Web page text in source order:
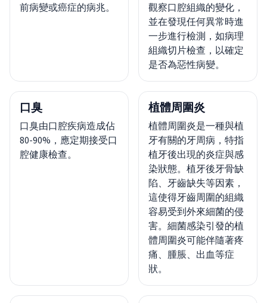
前病變或癌症的病兆。
觀察口腔組織的變化，
並在發現任何異常時進
一步進行檢測，如病理
組織切片檢查，以確定
是否為惡性病變。
口臭
口臭由口腔疾病造成佔
80-90%，應定期接受口
腔健康檢查。
植體周圍炎
植體周圍炎是一種與植
牙有關的牙周病，特指
植牙後出現的炎症與感
染狀態。植牙後牙骨缺
陷、牙齒缺失等因素，
這使得牙齒周圍的組織
容易受到外來細菌的侵
害。細菌感染引發的植
體周圍炎可能伴隨著疼
痛、腫脹、出血等症
狀。